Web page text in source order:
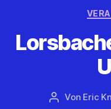
Beitragsautor
Von Eric